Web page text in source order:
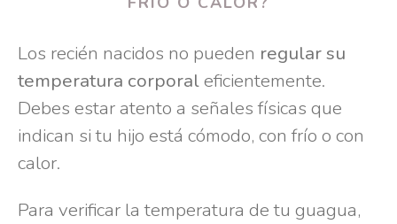
Los recién nacidos no pueden regular su
temperatura corporaleficientemente.
Debes estar atento a señales físicas que
indican si tu hijo está cómodo, con frío o con
calor.
Para verificar la temperatura de tu guagua,